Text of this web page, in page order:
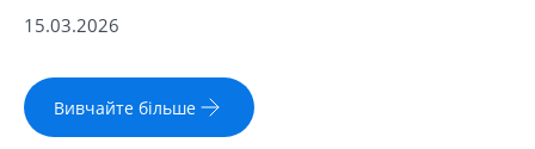
15.03.2026
Вивчайте більше